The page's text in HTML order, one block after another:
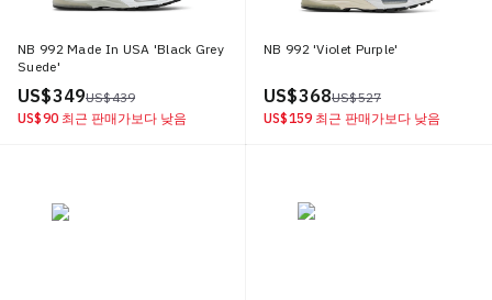
NB 992 Made In USA 'Black Grey
Suede'
US$ 349US$ 439
US$ 90 최근 판매가보다 낮음
NB 992 'Violet Purple'
US$ 368US$ 527
US$ 159 최근 판매가보다 낮음